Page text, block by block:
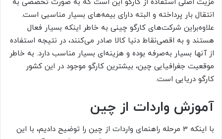
انتقال بار پرداخته و البته دارای بیمه‌های بسیار مناسبی است.
علاوه‌براین شرکت‌های کارگو چینی به خاطر اینکه بسیار فعال
هستند و به اقصی‌نقاط دنیا کالا صادر می‌کنند، در نتیجه استفاده
از آنها بسیار به‌صرفه بوده و هزینه‌ای بسیار مناسب دارد. به خاطر
موقعیت جغرافیایی چین، بیشترین کارگو موجود در این کشور
کارگو دریایی است.
آموزش واردات از چین
با اینکه 3 مرحله راهنمای واردات از چین را توضیح دادیم، با این